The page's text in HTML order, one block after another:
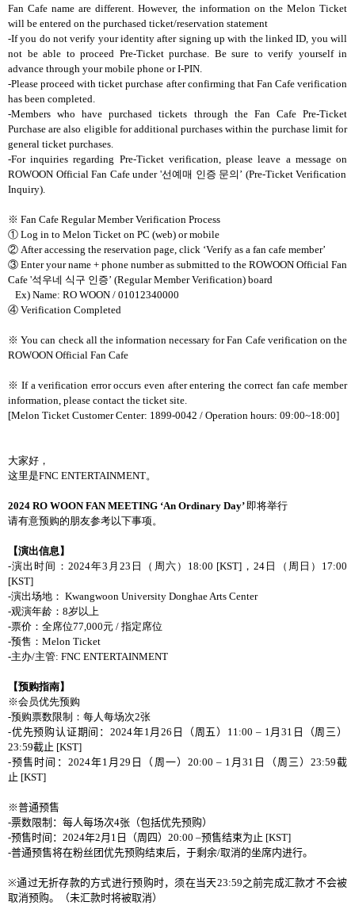
Fan Cafe name are different. However, the information on the Melon Ticket
will be entered on the purchased ticket/reservation statement
-If you do not verify your identity after signing up with the linked ID, you will
not be able to proceed Pre-Ticket purchase. Be sure to verify yourself in
advance through your mobile phone or I-PIN.
-Please proceed with ticket purchase after confirming that Fan Cafe verification
has been completed.
-Members who have purchased tickets through the Fan Cafe Pre-Ticket
Purchase are also eligible for additional purchases within the purchase limit for
general ticket purchases.
-For inquiries regarding Pre-Ticket verification, please leave a message on
ROWOON Official Fan Cafeunder '선예매 인증 문의’ (Pre-Ticket Verification
Inquiry).
※ Fan Cafe Regular Member Verification Process
① Log in to Melon Ticket on PC (web) or mobile
② After accessing the reservation page, click ‘Verify as a fan cafe member’
③ Enter your name + phone number as submitted to the ROWOON Official Fan
Cafe '석우네 식구 인증’ (Regular Member Verification) board
Ex) Name: RO WOON / 01012340000
④ Verification Completed
※ You can check all the information necessary for Fan Cafe verification onthe
ROWOON Official Fan Cafe
※ If averification error occurs even after entering the correct fan cafe member
information, please contact the ticket site.
[Melon Ticket Customer Center: 1899-0042 / Operation hours: 09:00~18:00]
大家好，
这里是FNC ENTERTAINMENT。
2024 RO WOON FAN MEETING ‘An Ordinary Day’ 即将举行
请有意预购的朋友参考以下事项。
【演出信息】
-演出时间 ： 2024年3 月23 日（周六） 18:00 [KST] ，24 日（周日） 17:00
[KST]
-演出场地： Kwangwoon University Donghae Arts Center
-观演年龄 ： 8岁 以上
-票价：全席位77,000元 / 指定席位
-预售： Melon Ticket
-主办/主管: FNC ENTERTAINMENT
【预购指南】
※会员优先预购
-预购票数限制：每人每场次2张
-优先预购认证期间 ： 2024年1月26 日（周五） 11:00 –1月31 日（周 三 ）
23:59截止 [KST]
-预售 时间 ： 2024年1 月29 日（周一） 20:00 – 1 月31 日（周 三 ）23:59截
止 [KST]
※普通预售
-票数限制：每人每场次4张 （包括优先预购）
-预售时间 ： 2024年2月 1 日（周四） 20:00 –预售结束为 止 [KST]
-普通预售将在粉丝团优先预购结束后，于剩余/取消的坐席内进行。
※通过无折存款的方式进行预购时， 须在当天23:59之前完成汇款才不会被
取消预购。 （未汇款时将被取消）